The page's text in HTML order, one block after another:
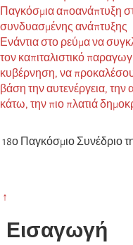
Παγκόσμια αποανάπτυξη
συνδυασμένης ανάπτυξης
Ενάντια στο ρεύμα να
τον καπιταλιστικό
κυβέρνηση, να
βάση την αυτενέργεια,
κάτω, την πιο πλατιά
18ο Παγκόσμιο Συνέδριο
↑
Εισαγωγή